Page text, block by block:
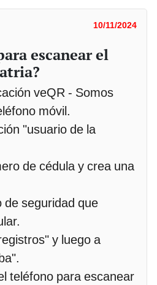
10/11/2024
escanear el
veQR - Somos
móvil.
"usuario de la
de cédula y crea una
de seguridad que
y luego a
teléfono para escanear